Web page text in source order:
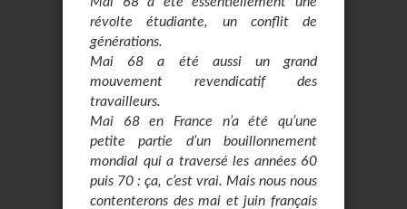
révolte étudiante, un conflit de
générations.
Mai 68 a été aussi un grand
mouvement revendicatif des
travailleurs.
Mai 68 en France n’a été qu’une
petite partie d’un bouillonnement
mondial qui a traversé les années 60
puis 70 : ça, c’est vrai. Mais nous nous
contenterons des mai et juin français